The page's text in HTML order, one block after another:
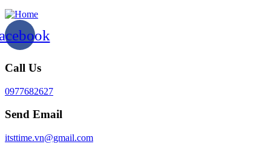
Call Us
0977682627
Send Email
itsttime.vn@gmail.com